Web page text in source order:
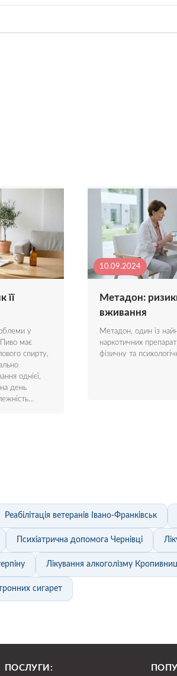
її
у
має
спирту,
однієї,
день
10.09.2024
Метадон:
вживання
Метадон, один із
наркотичних
фізичну та
Реабілітація ветеранів Івано-Франківськ
Психіатрична допомога Чернівці
Лікування алкоголізму
сигарет
ПОСЛУГИ: